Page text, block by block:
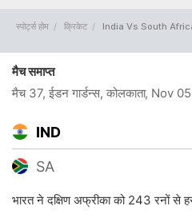
स्पोर्ट्स होम क्रिकेट India Vs South
मैच समाप्त
मैच 37, ईडन गार्डन्स, कोलकाता, Nov
IND
SA
भारत ने दक्षिण अफ्रीका को 243 रनों से